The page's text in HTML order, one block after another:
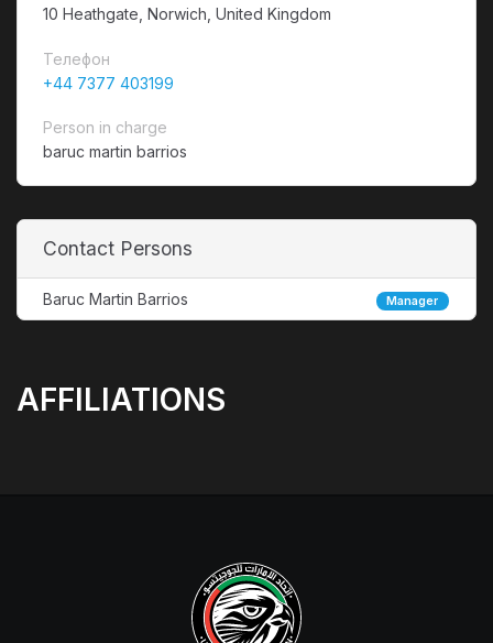
10 Heathgate, Norwich, United Kingdom
Телефон
+44 7377 403199
Person in charge
baruc martin barrios
Contact Persons
Baruc Martin Barrios Manager
AFFILIATIONS